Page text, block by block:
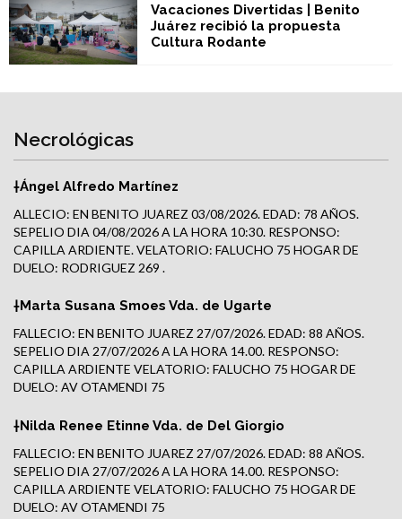
Vacaciones Divertidas | Benito
Juárez recibió la propuesta
Cultura Rodante
Necrológicas
†Ángel Alfredo Martínez
ALLECIO: EN BENITO JUAREZ 03/08/2026. EDAD: 78 AÑOS.
SEPELIO DIA 04/08/2026 A LA HORA 10:30. RESPONSO:
CAPILLA ARDIENTE. VELATORIO: FALUCHO 75 HOGAR DE
DUELO: RODRIGUEZ 269 .
†Marta Susana Smoes Vda. de Ugarte
FALLECIO: EN BENITO JUAREZ 27/07/2026. EDAD: 88 AÑOS.
SEPELIO DIA 27/07/2026 A LA HORA 14.00. RESPONSO:
CAPILLA ARDIENTE VELATORIO: FALUCHO 75 HOGAR DE
DUELO: AV OTAMENDI 75
†Nilda Renee Etinne Vda. de Del Giorgio
FALLECIO: EN BENITO JUAREZ 27/07/2026. EDAD: 88 AÑOS.
SEPELIO DIA 27/07/2026 A LA HORA 14.00. RESPONSO:
CAPILLA ARDIENTE VELATORIO: FALUCHO 75 HOGAR DE
DUELO: AV OTAMENDI 75